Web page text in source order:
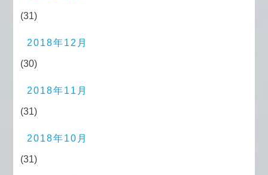
(31)
2018年12月
(30)
2018年11月
(31)
2018年10月
(31)